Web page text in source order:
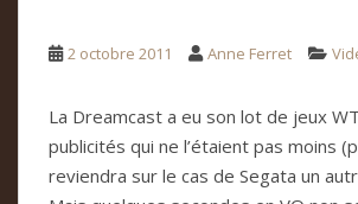
2 octobre 2011 Anne Ferret
La Dreamcast a eu son lot de jeux
publicités qui ne l’étaient pas moins
reviendra sur le cas de Segata un